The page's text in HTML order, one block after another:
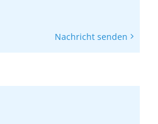
Nachricht senden